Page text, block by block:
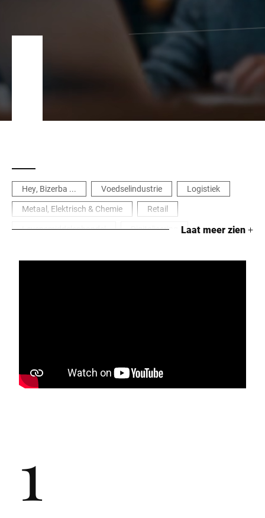
Hey, Bizerba ... Voedselindustrie
Logistiek
Metaal, Elektrisch & Chemie
Retail
Levensmiddelenhandel
Digitalisering
Laat meer zien+
1